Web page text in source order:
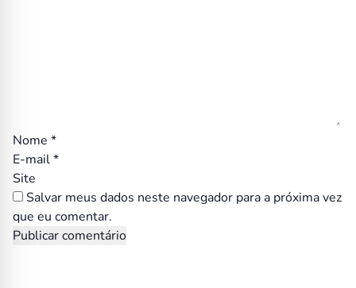
Nome *
E-mail*
Site
Salvar meus dados neste navegador para a próxima vez
que eu comentar.